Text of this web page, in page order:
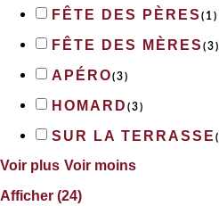
FÊTE DES PÈRES ( 1 )
FÊTE DES MÈRES (3)
APÉRO(3)
HOMARD (3)
SUR LA TERRASSE (
Voir plus Voir moins
Afficher (24)